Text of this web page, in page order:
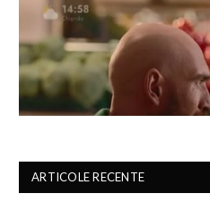
ARTICOLE RECENTE